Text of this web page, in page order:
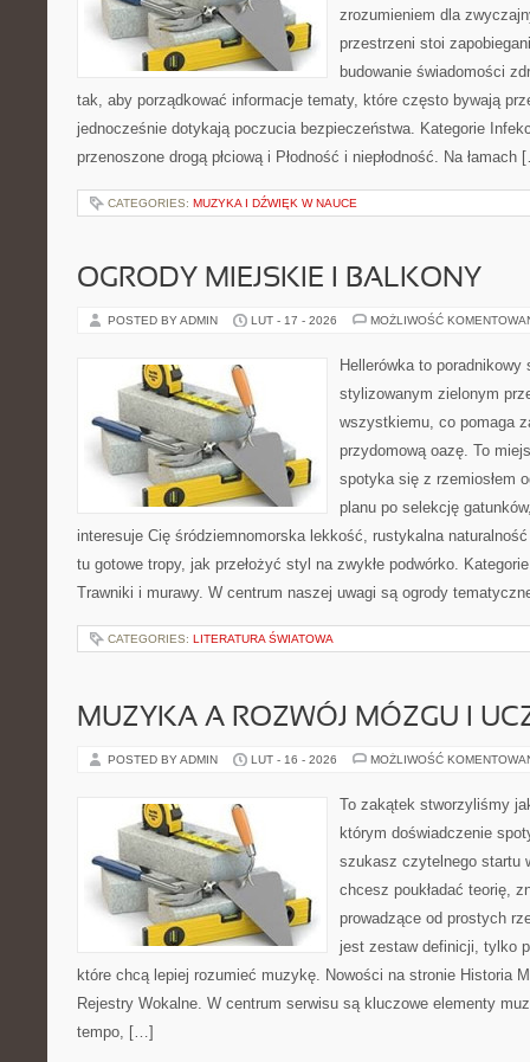
zrozumieniem dla
przestrzeni stoi
budowanie świadomości
tak, aby porządkować informacje tematy, które często bywają
jednocześnie dotykają poczucia bezpieczeństwa. Kategorie
przenoszone drogą płciową i Płodność i niepłodność. Na łamach
CATEGORIES: MUZYKA I DŹWIĘK W NAUCE
OGRODY MIEJSKIE I BALKONY
POSTED BY ADMIN LUT - 17 - 2026 MOŻLIWOŚĆ
Hellerówka to poradnikowy
stylizowanym zielonym
wszystkiemu, co pomaga
przydomową oazę. To
spotyka się z rzemiosłem
planu po selekcję
interesuje Cię śródziemnomorska lekkość, rustykalna
tu gotowe tropy, jak przełożyć styl na zwykłe podwórko.
Trawniki i murawy. W centrum naszej uwagi są ogrody
CATEGORIES: LITERATURA ŚWIATOWA
MUZYKA A ROZWÓJ MÓZGU I
POSTED BY ADMIN LUT - 16 - 2026 MOŻLIWOŚĆ
To zakątek stworzyliśmy
którym doświadczenie
szukasz czytelnego startu
chcesz poukładać teorię,
prowadzące od prostych
jest zestaw definicji, tylko
które chcą lepiej rozumieć muzykę. Nowości na stronie Historia
Rejestry Wokalne. W centrum serwisu są kluczowe elementy
tempo, […]